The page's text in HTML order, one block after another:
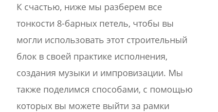
К счастью, ниже мы разберем все
тонкости 8-барных петель, чтобы вы
могли использовать этот строительный
блок в своей практике исполнения,
создания музыки и импровизации. Мы
также поделимся способами, с помощью
которых вы можете выйти за рамки